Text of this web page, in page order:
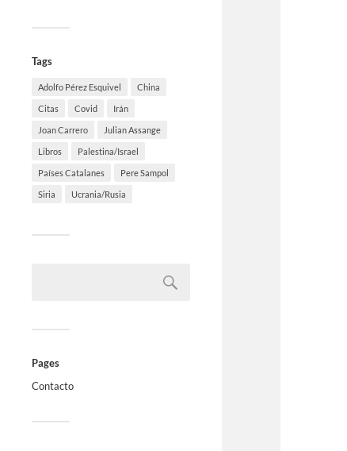
Tags
Adolfo Pérez Esquivel China
Citas Covid Irán
Joan Carrero Julian Assange
Libros Palestina/Israel
Países Catalanes Pere Sampol
Siria Ucrania/Rusia
Pages
Contacto